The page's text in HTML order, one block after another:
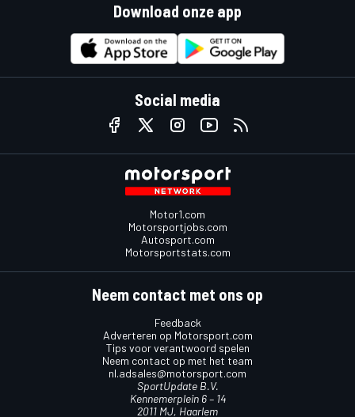
Download onze app
Social media
Motor1.com
Motorsportjobs.com
Autosport.com
Motorsportstats.com
Neem contact met ons op
Feedback
Adverteren op Motorsport.com
Tips voor verantwoord spelen
Neem contact op met het team
nl.adsales@motorsport.com
SportUpdate B.V.
Kennemerplein 6 – 14
2011 MJ, Haarlem